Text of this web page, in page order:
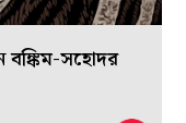
বঙ্কিম-সহোদর